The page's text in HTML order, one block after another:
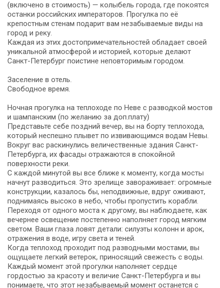
(включено в стоимость) — колыбель города, где покоятся
останки российских императоров. Прогулка по её
крепостным стенам подарит вам незабываемые виды на
город и реку.
Каждая из этих достопримечательностей обладает своей
уникальной атмосферой и историей, которые делают
Санкт-Петербург поистине неповторимым городом.
Заселение в отель.
Свободное время.
Ночная прогулка на теплоходе по Неве с разводкой мостов
и шампанским (по желанию за доп.плату)
Представьте себе поздний вечер, вы на борту теплохода,
который неспешно плывет по извивающимся водам Невы.
Вокруг вас раскинулись величественные здания Санкт-
Петербурга, их фасады отражаются в спокойной
поверхности реки.
С каждой минутой вы все ближе к моменту, когда мосты
начнут разводиться. Это зрелище завораживает: огромные
конструкции, казалось бы, неподвижные, вдруг оживают,
поднимаясь высоко в небо, чтобы пропустить корабли.
Переходя от одного моста к другому, вы наблюдаете, как
вечернее освещение постепенно наполняет город мягким
светом. Ваши глаза ловят детали: силуэты колонн и арок,
отражения в воде, игру света и теней.
Когда теплоход проходит под разводными мостами, вы
ощущаете легкий ветерок, приносящий свежесть с воды.
Каждый момент этой прогулки наполняет сердце
гордостью за красоту и величие Санкт-Петербурга и вы
понимаете, что этот незабываемый момент останется с